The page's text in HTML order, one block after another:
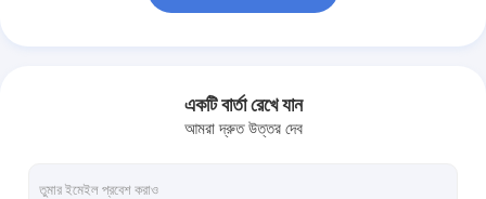
একটি বার্তা রেখে যান
আমরা দ্রুত উত্তর দেব